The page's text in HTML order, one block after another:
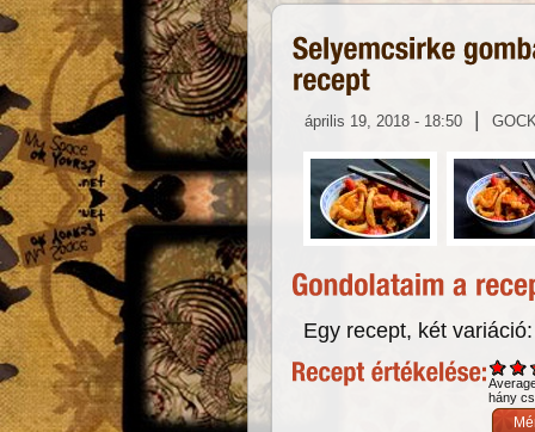
április 19, 2018 - 18:50 |
Egy recept, két
hány